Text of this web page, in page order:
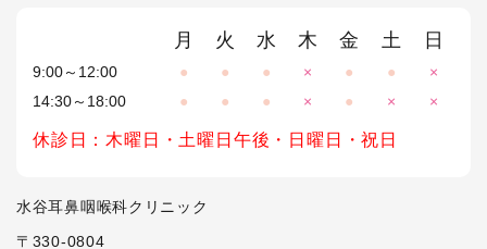
月 火 水 木 金 土 日
9:00～12:00 ● ● ● × ● ●
×
14:30～18:00
● ● ● × ● × ×
休診日：木曜日・土曜日午後・日曜日・祝日
水谷耳鼻咽喉科クリニック
〒330-0804